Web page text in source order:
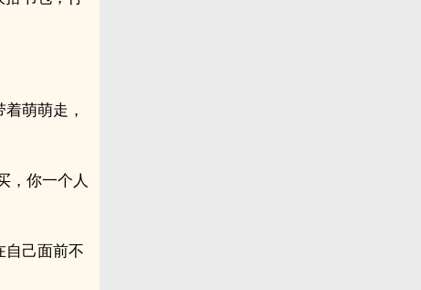
萌萌走，
，你一个人
自己面前不